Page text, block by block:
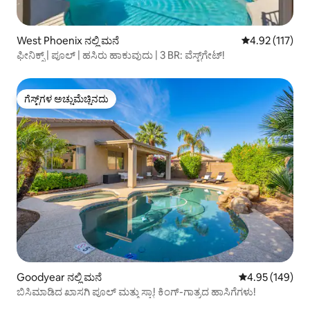
West Phoenix ನಲ್ಲಿ ಮನೆ 5 ರಲ್ಲಿ 4.92
4.92 (117)
ಫೀನಿಕ್ಸ್ | ಪೂಲ್ | ಹಸಿರು ಹಾಕುವುದು | 3 BR: ವೆಸ್ಟ್‌ಗೇಟ್!
ಗೆಸ್ಟ್‌ಗಳ ಅಚ್ಚುಮೆಚ್ಚಿನದು
ಗೆಸ್ಟ್‌ಗಳ ಅಚ್ಚುಮೆಚ್ಚಿನದು
Goodyear ನಲ್ಲಿ ಮನೆ 5 ರಲ್ಲಿ 4.95
4.95 (149)
ಬಿಸಿಮಾಡಿದ ಖಾಸಗಿ ಪೂಲ್ ಮತ್ತು ಸ್ಪಾ! ಕಿಂಗ್-ಗಾತ್ರದ ಹಾಸಿಗೆಗಳು!